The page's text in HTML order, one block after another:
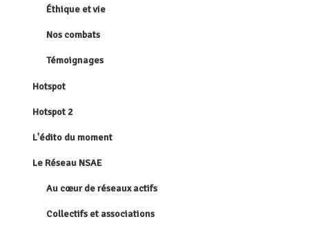
Éthique et vie
Nos combats
Témoignages
Hotspot
Hotspot 2
L'édito du moment
Le Réseau NSAE
Au cœur de réseaux actifs
Collectifs et associations